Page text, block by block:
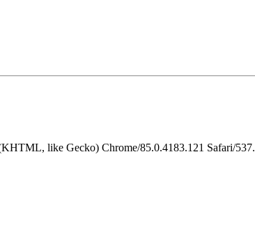
like Gecko) Chrome/85.0.4183.121 Safari/